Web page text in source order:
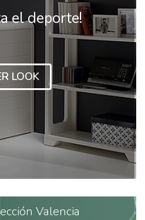
el deporte!
LOOK
Valencia